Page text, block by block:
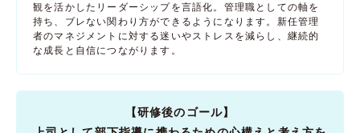
観を活かしたリーダーシップを言語化。管理職としての軸を
持ち、ブレない関わり方ができるようになります。新任管理
者のマネジメントに対する迷いやストレスを減らし、継続的
な成長と自信につながります。
【研修後のゴール】